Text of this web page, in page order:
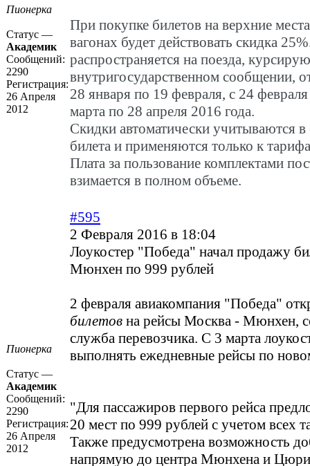
Пионерка
Статус —
Академик
Сообщений:
2290
Регистрация:
26 Апреля
2012
При покупке билетов на верхние
вагонах будет действовать скидка
распространяется на поезда,
внутригосударственном сообщении,
28 января по 19 февраля, с 24
марта по 28 апреля 2016 года.
Скидки автоматически учитываются в
билета и применяются только к
Плата за пользование комплектами
взимается в полном объеме.
Пионерка
Статус —
Академик
Сообщений:
2290
Регистрация:
26 Апреля
2012
#595
2 Февраля 2016 в 18:04
Лоукостер "Победа" начал продажу
Мюнхен по 999 рублей
2 февраля авиакомпания "Победа"
билетов на рейсы Москва - Мюнхен,
служба перевозчика. С 3 марта
выполнять ежедневные рейсы по
"Для пассажиров первого рейса
20 мест по 999 рублей с учетом всех
Также предусмотрена возможность
напрямую до центра Мюнхена и